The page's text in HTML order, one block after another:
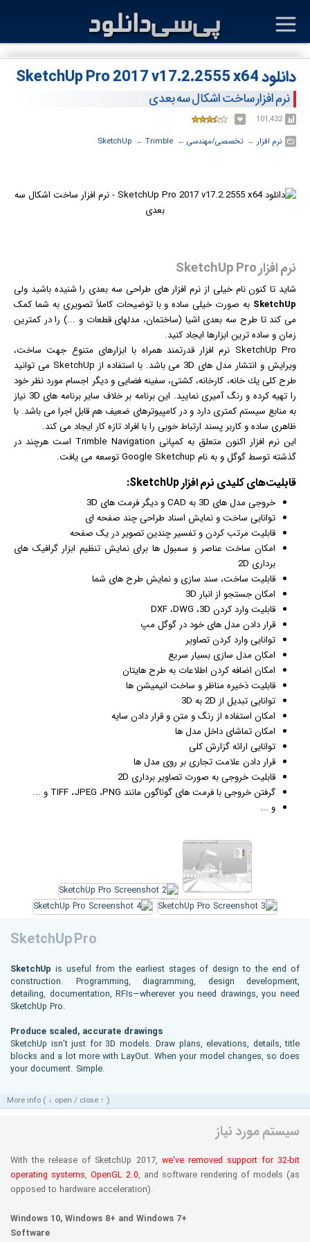
دانلود SketchUp Pro 2017 v17.2.2555 x64
نرم افزار ساخت اشکال سه بعدی
101,432
نرم افزار ← ‏تخصصی/مهندسی ← ‏
Trimble
← ‏
SketchUp
نرم افزار SketchUp Pro
شاید تا کنون نام خیلی از نرم افزارهای طراحی سه بعدی را شنیده باشید ولی
SketchUp به صورت خیلی ساده و با توضیحات کاملاً تصویری به شما کمک
می کند تا طرح سه بعدی اشیا (ساختمان، مدلهای قطعات و ...) را در کمترین
زمان و ساده ترین ابزارها ایجاد کنید.
SketchUp Pro نرم افزار قدرتمند همراه با ابزارهای متنوع جهت ساخت،
ویرایش و انتشار مدل های 3D می باشد. با استفاده از SketchUp می توانید
طرح كلی یك خانه، كارخانه، كشتی، سفینه فضایی و دیگر اجسام مورد نظر خود
را تهیه كرده و رنگ آمیری نمایید. این برنامه بر خلاف سایر برنامه های 3D نیاز
به منابع سیستم کمتری دارد و در کامپیوترهای ضعیف هم قابل اجرا می باشد. با
ظاهری ساده و کاربر پسند ارتباط خوبی را با افراد تازه کار ایجاد می کند.
این نرم افزار اکنون متعلق به کمپانی Trimble Navigation است هرچند در
گذشته توسط گوگل و به نام Google Sketchup توسعه می یافت.
قابلیت‌های کلیدی نرم افزار
خروجی مدل های 3D به CAD و دیگر فرمت های 3D
توانایی ساخت و نمایش اسناد طراحی چند صفحه ای
قابلیت مرتب کردن و تفسیر چندین تصویر در یک صفحه
امکان ساخت عناصر و سمبول ها برای نمایش تنظیم ابزارگرافیکهای
برداری 2D
قابلیت ساخت، سند سازی و نمایش طرح های شما
امکان جستجو از انبار 3D
قابلیت وارد کردن DXF ،DWG ،3D
قرار دادن مدل های خود در گوگل مپ
توانایی وارد کردن تصاویر
امکان مدل سازی بسیار سریع
امکان اضافه کردن اطلاعات به طرح هایتان
قابلیت ذخیره مناظر و ساخت انیمیشنها
توانایی تبدیل از 2D به 3D
امکان استفاده از رنگ و متن و قرار دادن سایه
امکان تماشای داخل مدل ها
توانایی ارائه گزارش کلی
قرار دادن علامت تجاری بر روی مدل ها
قابلیت خروجی به صورت تصاویر برداری 2D
گرفتن خروجی با فرمت های گوناگون مانند TIFF ،JPEG ،PNG و ...
و ...
SketchUp Pro
SketchUp is useful from the earliest stages of design to the end of
construction. Programming, diagramming, design development,
detailing, documentation, RFIs—wherever you need drawings, you need
SketchUp Pro.
Produce scaled, accurate drawings
SketchUp isn’t just for 3D models. Draw plans, elevations, details, title
blocks and a lot more with LayOut. When your model changes, so does
your document. Simple.
More info ( ↓ open / close ↑ )
سیستم مورد نیاز
With the release of SketchUp 2017, we've removed support for 32-bit
operating systems, OpenGL 2.0, and software rendering of models (as
opposed to hardware acceleration).
Windows 10, Windows 8+ and Windows 7+
Software